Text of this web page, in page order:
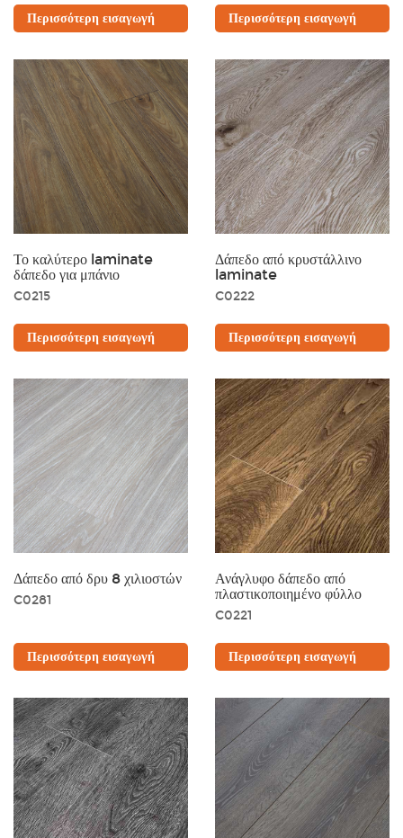
Περισσότερη εισαγωγή Περισσότερη εισαγωγή
Το καλύτερο laminate
δάπεδο για μπάνιο
C0215
Περισσότερη εισαγωγή
Δάπεδο από κρυστάλλινο
laminate
C0222
Περισσότερη εισαγωγή
Δάπεδο από δρυ 8 χιλιοστών
C0281
Περισσότερη εισαγωγή
Ανάγλυφο δάπεδο από
πλαστικοποιημένο φύλλο
C0221
Περισσότερη εισαγωγή